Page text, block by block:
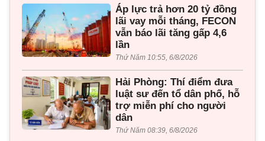
Áp lực trả hơn 20 tỷ đồng
lãi vay mỗi tháng, FECON
vẫn báo lãi tăng gấp 4,6
lần
Thứ Năm 10:55, 6/8/2026
Hải Phòng: Thí điểm đưa
luật sư đến tổ dân phố, hỗ
trợ miễn phí cho người
dân
Thứ Năm 08:39, 6/8/2026